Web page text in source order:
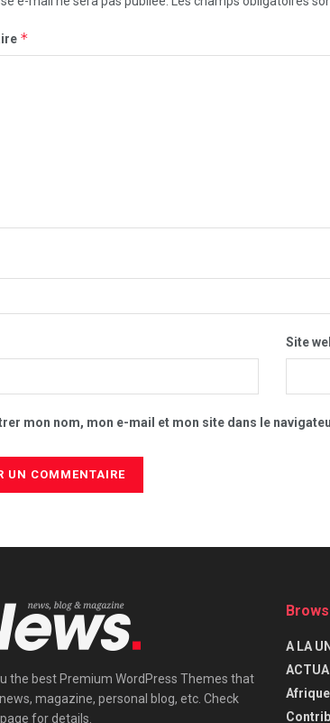
*
Site
mon nom, mon e-mail et mon site dans le
the best Premium WordPress Themes that
magazine, personal blog, etc. Check
for details.
A LA
Afrique